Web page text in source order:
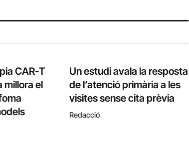
CAR-T
millora el
Un estudi avala la resposta
de l’atenció primària a les
visites sense cita prèvia
Redacció